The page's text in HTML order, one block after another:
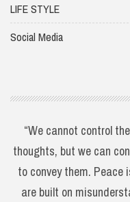
LIFE STYLE
Social Media
“We cannot control
thoughts, but we can
to convey them. Peace
are built on